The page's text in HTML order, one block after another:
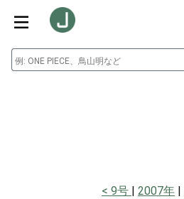
9号 2007年